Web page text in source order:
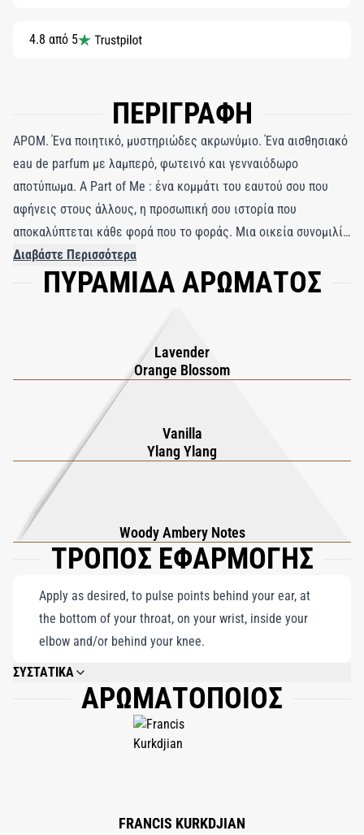
4.8 από 5
ΠΕΡΙΓΡΑΦΗ
APOM. Ένα ποιητικό, μυστηριώδες ακρωνύμιο. Ένα αισθησιακό
eau de parfum με λαμπερό, φωτεινό και γενναιόδωρο
αποτύπωμα. A Part of Me : ένα κομμάτι του εαυτού σου που
αφήνεις στους άλλους, η προσωπική σου ιστορία που
αποκαλύπτεται κάθε φορά που το φοράς. Μια οικεία συνομιλία
ανάμεσα στο άρωμα και την επιδερμίδα, όπου οι νότες
ζωντανεύουν. Ένα λουλουδάτο, αρωματικό και ανατολίτικο
μια απαλή, λουλουδένια καρδιά – μια επιδέξια ισορροπία
ανάμεσα σε εκρηκτική λεβάντα και εθιστικά πλούσιο άνθος
πορτοκαλιάς, τυλιγμένα σε ένα ζεστό και αέρινο ίχνος. Το
ylang-ylang προσδίδει ηλιόλουστους τόνους στη βανίλια, η
οποία αναπτύσσεται στη γλυκιά αγκαλιά λευκών μόσχων. Ένα
οικείο άρωμα που αγκαλιάζει τις καμπύλες του σώματος και
της προσωπικότητας.
Διαβάστε Περισσότερα
ΠΥΡΑΜΙΔΑ ΑΡΩΜΑΤΟΣ
Lavender
Orange Blossom
Vanilla
Ylang Ylang
Woody Ambery Notes
ΤΡΟΠΟΣ ΕΦΑΡΜΟΓΗΣ
Apply as desired, to pulse points behind your ear, at
the bottom of your throat, on your wrist, inside your
elbow and/or behind your knee.
ΣΥΣΤΑΤΙΚΑ
ALCOHOL; PARFUM (FRAGRANCE); AQUA (WATER); BENZYL SALICYLATE;
LINALOOL; LIMONENE; HYDROXYCITRONELLAL; ALPHA-ISOMETHYL
IONONE; GERANIOL; CITRONELLOL; BUTYL
METHOXYDIBENZOYLMETHANE; DIETHYLAMINO HYDROXYBENZOYL
ΑΡΩΜΑΤΟΠΟΙΟΣ
FRANCIS KURKDJIAN